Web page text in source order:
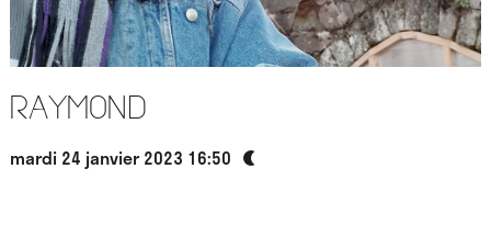
Raymond
mardi 24 janvier 2023 16:50